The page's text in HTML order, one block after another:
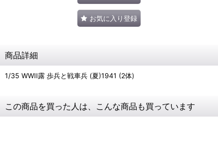
お気に入り登録
商品詳細
1/35 WWII露 歩兵と戦車兵 (夏)1941 (2体)
この商品を買った人は、こんな商品も買っています